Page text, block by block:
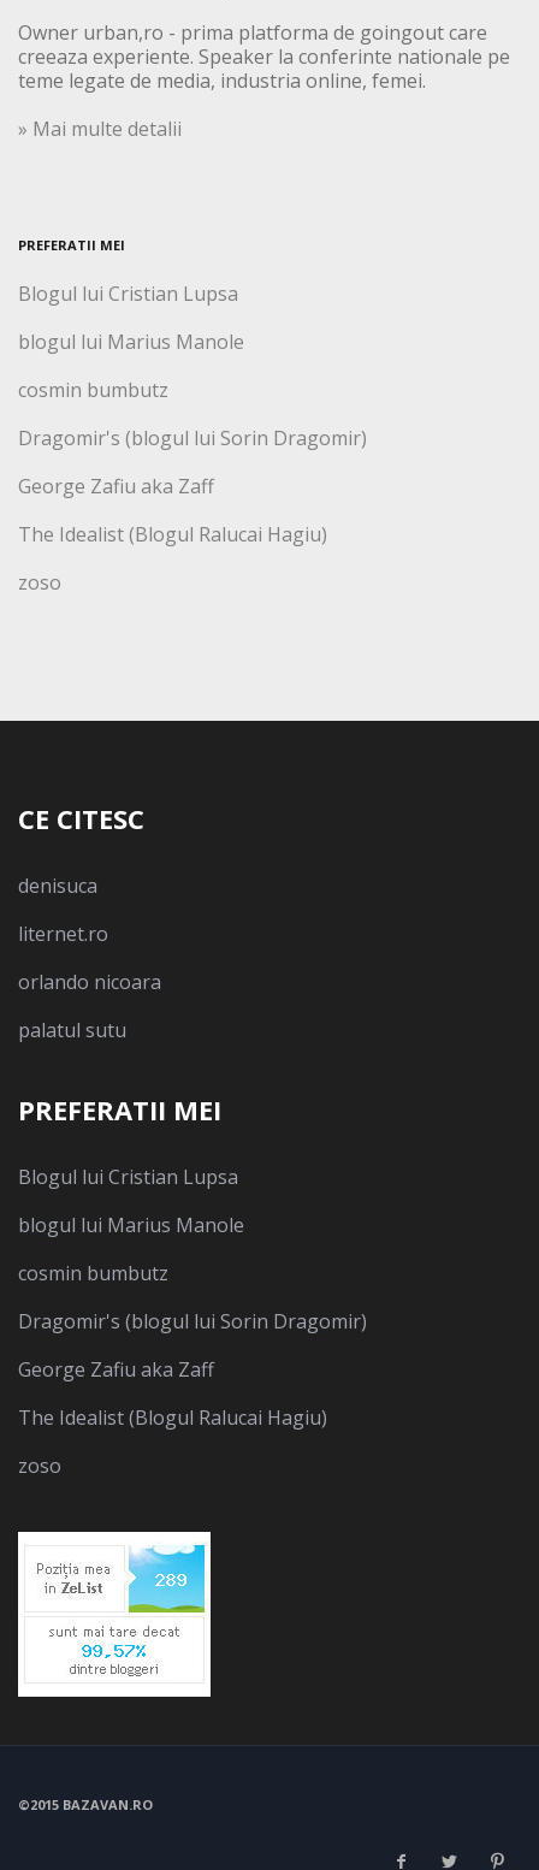
Owner urban,ro - prima platforma de goingout care
creeaza experiente. Speaker la conferinte nationale pe
teme legate de media, industria online, femei.
» Mai multe detalii
PREFERATII MEI
Blogul lui Cristian Lupsa
blogul lui Marius Manole
cosmin bumbutz
Dragomir's (blogul lui Sorin Dragomir)
George Zafiu aka Zaff
The Idealist (Blogul Ralucai Hagiu)
zoso
CE CITESC
denisuca
liternet.ro
orlando nicoara
palatul sutu
PREFERATII MEI
Blogul lui Cristian Lupsa
blogul lui Marius Manole
cosmin bumbutz
Dragomir's (blogul lui Sorin Dragomir)
George Zafiu aka Zaff
The Idealist (Blogul Ralucai Hagiu)
zoso
©2015 BAZAVAN.RO